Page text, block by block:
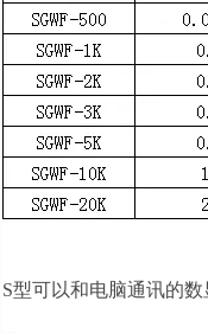
S型可以和电脑通讯的